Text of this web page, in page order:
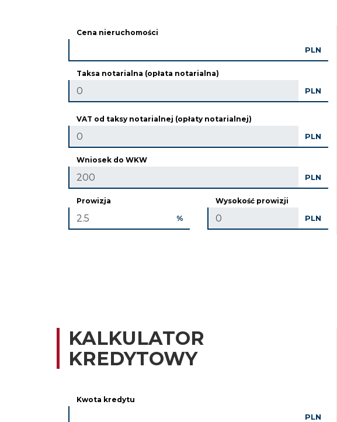
Cena nieruchomości
PLN
Taksa notarialna (opłata notarialna)
PLN
VAT od taksy notarialnej (opłaty notarialnej)
PLN
Wniosek do WKW
PLN
Prowizja
%
Wysokość prowizji
PLN
KALKULATOR
KREDYTOWY
Kwota kredytu
PLN